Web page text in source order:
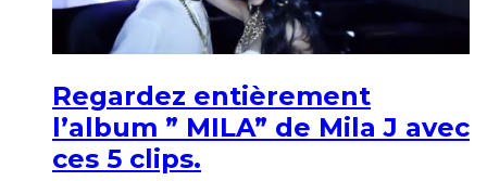
Regardez entièrement
l’album ” MILA” de Mila J avec
ces 5 clips.